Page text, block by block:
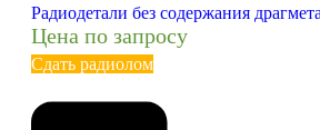
Радиодетали без содержания
Цена по запросу
Сдать радиолом